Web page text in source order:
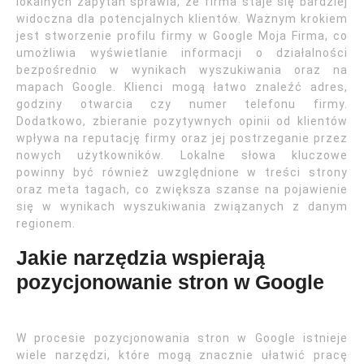
widoczna dla potencjalnych klientów. Ważnym krokiem
jest stworzenie profilu firmy w Google Moja Firma, co
umożliwia wyświetlanie informacji o działalności
bezpośrednio w wynikach wyszukiwania oraz na
mapach Google. Klienci mogą łatwo znaleźć adres,
godziny otwarcia czy numer telefonu firmy.
Dodatkowo, zbieranie pozytywnych opinii od klientów
wpływa na reputację firmy oraz jej postrzeganie przez
nowych użytkowników. Lokalne słowa kluczowe
powinny być również uwzględnione w treści strony
oraz meta tagach, co zwiększa szanse na pojawienie
się w wynikach wyszukiwania związanych z danym
regionem.
Jakie narzędzia wspierają
pozycjonowanie stron w Google
W procesie pozycjonowania stron w Google istnieje
wiele narzędzi, które mogą znacznie ułatwić pracę